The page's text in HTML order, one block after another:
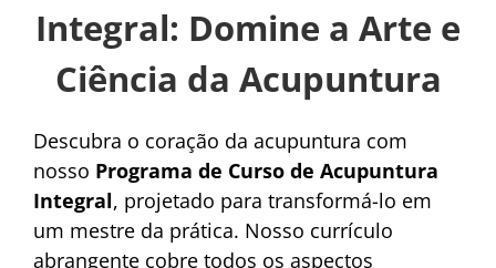
Integral: Domine a Arte e
Ciência da Acupuntura
Descubra o coração da acupuntura com
nosso Programa de Curso de Acupuntura
Integral, projetado para transformá-lo em
um mestre da prática. Nosso currículo
abrangente cobre todos os aspectos